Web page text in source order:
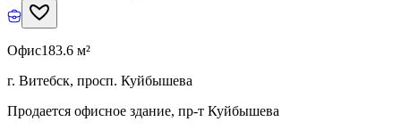
Офис183.6 м²
г. Витебск, просп. Куйбышева
Продается офисное здание, пр-т Куйбышева